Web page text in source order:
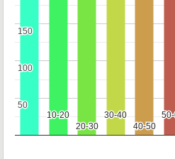
10-20
10-20
20-30
20-30
30-40
30-40
40-50
40-50
50
50
100
100
150
150